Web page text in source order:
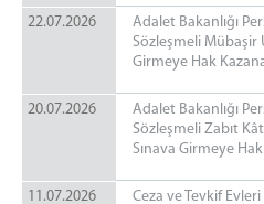
Şenkaya Adliyesi
Oltu T Tipi Kapalı Ceza İnfaz
Narman Açık Ceza İnfaz Kurumu
İLETİŞİM
Ulaşım ve İletişim Bilgileri
22.07.2026
Adalet Bakanlığı
Sözleşmeli Mübaşir
Girmeye Hak
20.07.2026
Adalet Bakanlığı
Sözleşmeli Zabıt
Sınava Girmeye
11.07.2026
Ceza ve Tevkif